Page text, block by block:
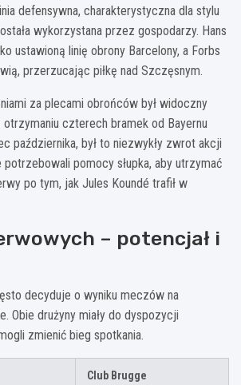
defensywna, charakterystyczna dla stylu
wykorzystana przez gospodarzy. Hans
ustawioną linię obrony Barcelony, a Forbs
przerzucając piłkę nad Szczęsnym.
za plecami obrońców był widoczny
czterech bramek od Bayernu
października, był to niezwykły zwrot akcji
potrzebowali pomocy słupka, aby utrzymać
po tym, jak Jules Koundé trafił w
– potencjał i
decyduje o wyniku meczów na
Obie drużyny miały do dyspozycji
zmienić bieg spotkania.
Club Brugge